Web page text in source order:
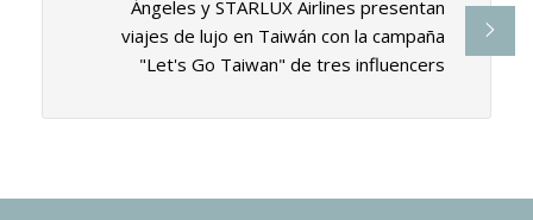
Ángeles y STARLUX Airlines presentan
viajes de lujo en Taiwán con la campaña
"Let's Go Taiwan" de tres influencers